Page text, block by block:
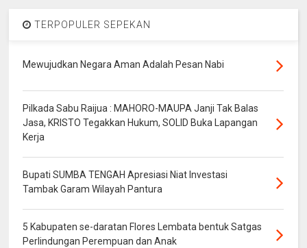
TERPOPULER SEPEKAN
Mewujudkan Negara Aman Adalah Pesan Nabi
Pilkada Sabu Raijua : MAHORO-MAUPA Janji Tak Balas
Jasa, KRISTO Tegakkan Hukum, SOLID Buka Lapangan
Kerja
Bupati SUMBA TENGAH Apresiasi Niat Investasi
Tambak Garam Wilayah Pantura
5 Kabupaten se-daratan Flores Lembata bentuk Satgas
Perlindungan Perempuan dan Anak